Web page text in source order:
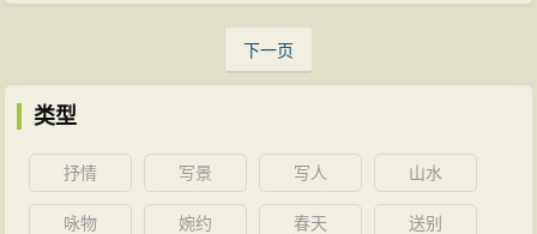
下一页
类型
抒情 写景 写人 山水
咏物 婉约 春天 送别